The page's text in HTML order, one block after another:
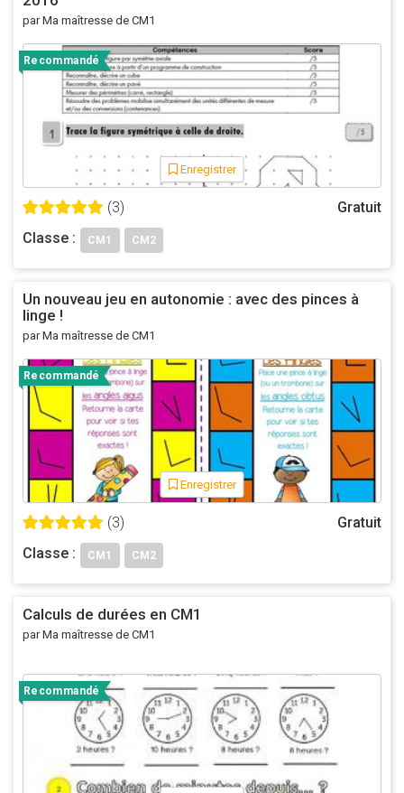
par Ma maîtresse de CM1
Recommandé
Enregistrer
(3)
Gratuit
Classe :
CM1 CM2
Un nouveau jeu en autonomie : avec des pinces à
linge !
par Ma maîtresse de CM1
Recommandé
Enregistrer
(3)
Gratuit
Classe :
CM1 CM2
Calculs de durées en CM1
par Ma maîtresse de CM1
Recommandé